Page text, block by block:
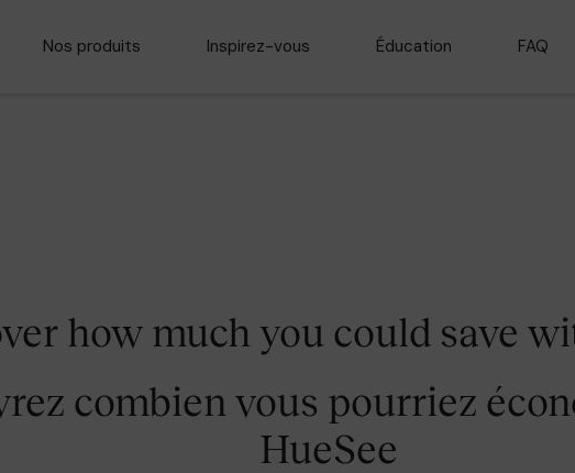
Nos produits Inspirez-vous Éducation FAQ
how much you could save
combien vous pourriez
HueSee